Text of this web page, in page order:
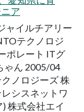
ア
ャイルチアリー
テクノロジ
ポレート ITグ
ゃん 2005/04
ノロジーズ 株
シスネットワ
株式会社エイ